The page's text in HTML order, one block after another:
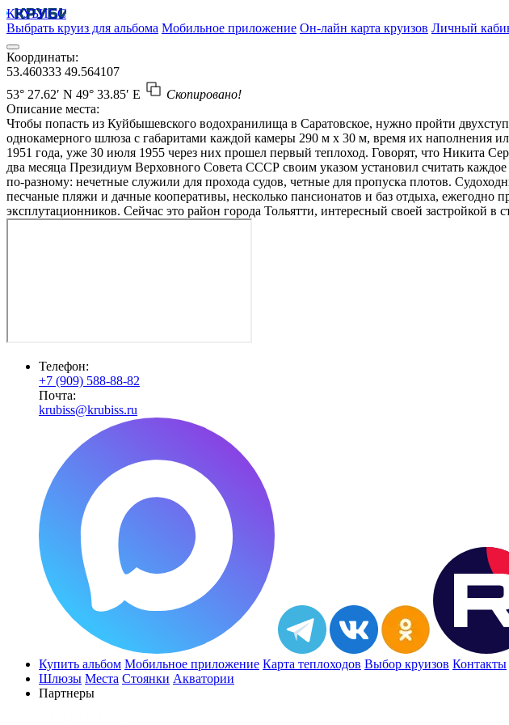
КРУБИСС
Выбрать круиз для альбома Мобильное приложение Он-лайн карта круизов Личный
Координаты:
53.460333 49.564107
53° 27.62′ N 49° 33.85′ E
Скопировано!
Описание места:
Чтобы попасть из Куйбышевского водохранилища в Саратовское, нужно пройти
однокамерного шлюза с габаритами каждой камеры 290 м х 30 м, время их наполнения
1951 года, уже 30 июля 1955 через них прошел первый теплоход. Говорят, что Никита
два месяца Президиум Верховного Совета СССР своим указом установил считать
по-разному: нечетные служили для прохода судов, четные для пропуска плотов.
песчаные пляжи и дачные кооперативы, несколько пансионатов и баз отдыха,
эксплутационников. Сейчас это район города Тольятти, интересный своей застройкой в
Телефон:
+7 (909) 588-88-82
Почта:
krubiss@krubiss.ru
Купить альбом Мобильное приложение Карта теплоходов Выбор круизов Контакты
Шлюзы Места Стоянки Акватории
Партнеры